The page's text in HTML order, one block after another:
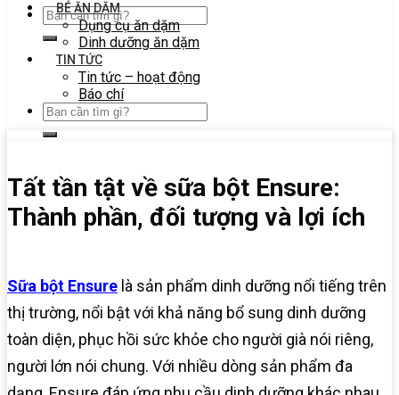
BÉ ĂN DẶM
Dụng cụ ăn dặm
Dinh dưỡng ăn dặm
TIN TỨC
Tin tức – hoạt động
Báo chí
Tất tần tật về sữa bột Ensure:
Thành phần, đối tượng và lợi ích
Sữa bột Ensure là sản phẩm dinh dưỡng nổi tiếng trên
thị trường, nổi bật với khả năng bổ sung dinh dưỡng
toàn diện, phục hồi sức khỏe cho người già nói riêng,
người lớn nói chung. Với nhiều dòng sản phẩm đa